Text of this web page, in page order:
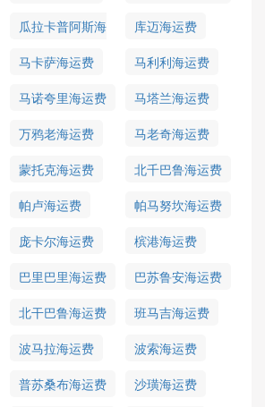
瓜拉卡普阿斯海
库迈海运费
马卡萨海运费
马利利海运费
马诺夸里海运费
马塔兰海运费
万鸦老海运费
马老奇海运费
蒙托克海运费
北千巴鲁海运费
帕卢海运费
帕马努坎海运费
庞卡尔海运费
槟港海运费
巴里巴里海运费
巴苏鲁安海运费
北干巴鲁海运费
班马吉海运费
波马拉海运费
波索海运费
普苏桑布海运费
沙璜海运费